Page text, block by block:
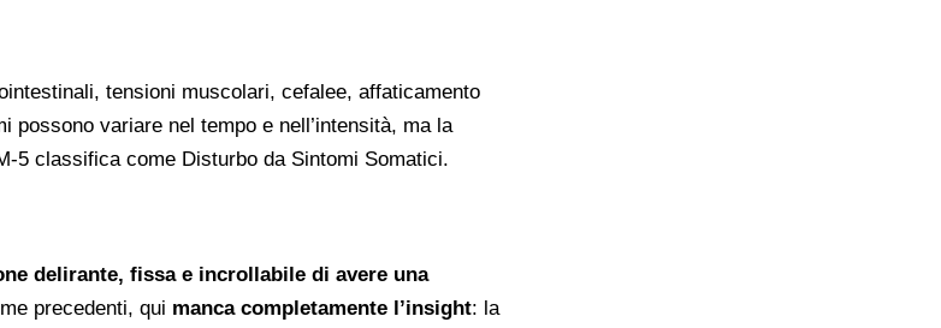
tensioni muscolari, cefalee, affaticamento
variare nel tempo e nell’intensità, ma la
5 classifica come Disturbo da Sintomi Somatici.
delirante, fissa e incrollabile di avere una
precedenti, qui manca completamente l’insight: la